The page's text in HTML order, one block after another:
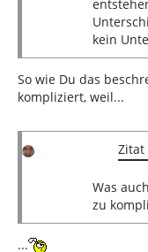
kein
So wie Du das
kompliziert, weil...
Zitat
Was
zu
...